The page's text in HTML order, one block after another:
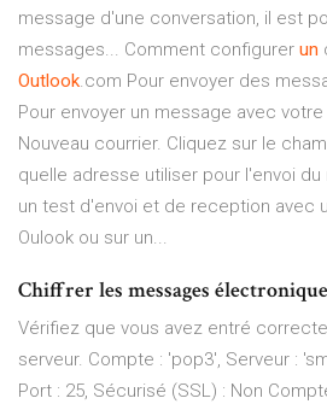
message d'une conversation, il est
messages... Comment configurer un
Outlook.com Pour envoyer des
Pour envoyer un message avec
Nouveau courrier. Cliquez sur le
quelle adresse utiliser pour l'envoi
un test d'envoi et de reception avec
Oulook ou sur un...
Chiffrer les messages
Vérifiez que vous avez entré
serveur. Compte : 'pop3', Serveur :
Port : 25, Sécurisé (SSL) : Non